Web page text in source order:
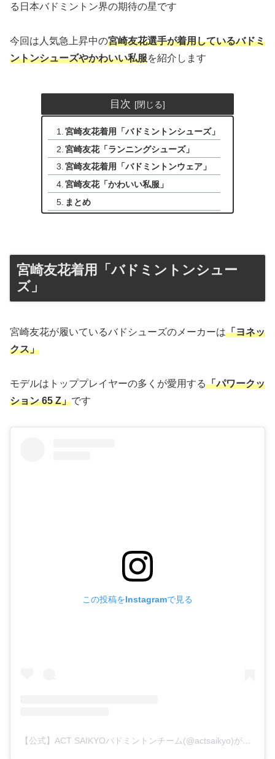
る日本バドミントン界の期待の星です
今回は人気急上昇中の宮崎友花選手が着用しているバドミ
ントンシューズやかわいい私服を紹介します
目次
宮崎友花着用「バドミントンシューズ」
宮崎友花「ランニングシューズ」
宮崎友花着用「バドミントンウェア」
宮崎友花「かわいい私服」
まとめ
宮崎友花着用「バドミントンシュー
ズ」
宮崎友花が履いているバドシューズのメーカーは「ヨネッ
クス」
モデルはトッププレイヤーの多くが愛用する「パワークッ
ション 65 Z」です
この投稿をInstagramで見る
【公式】ACT SAIKYOバドミントンチーム(@actsaikyo)がシェアした投稿